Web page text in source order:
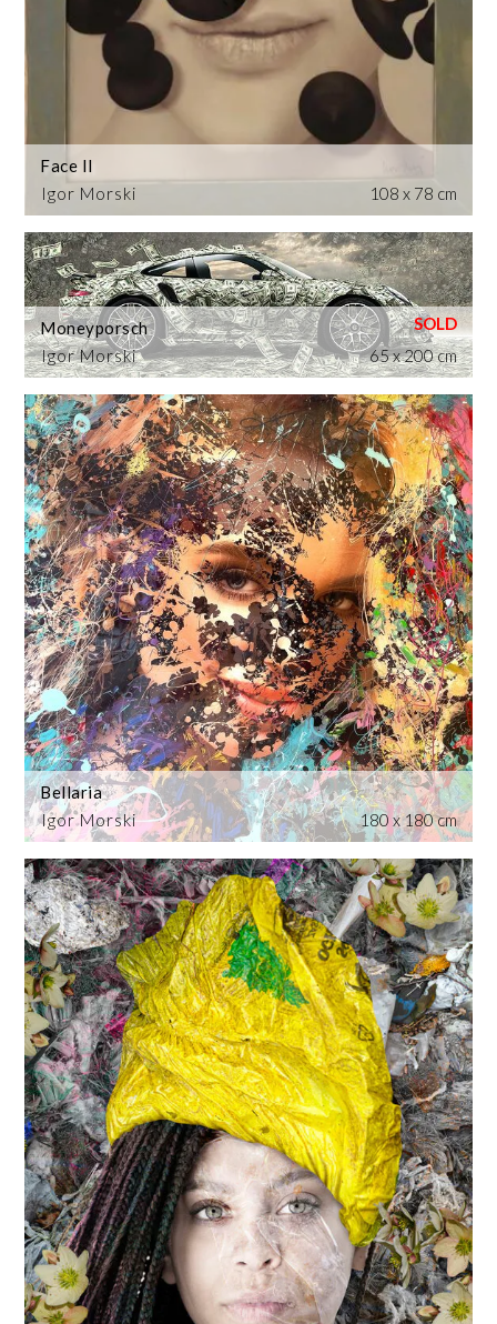
Igor Morski
Face II
108 x 78 cm
Igor Morski
Moneyporsch
65 x 200 cm
Igor Morski
Bellaria
180 x 180 cm